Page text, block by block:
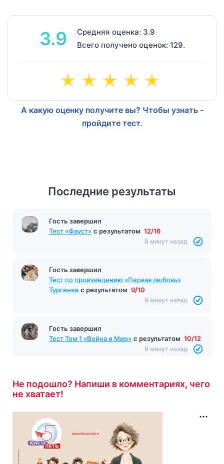
3.9
Средняя оценка: 3.9
Всего получено оценок: 129.
А какую оценку получите вы? Чтобы узнать -
пройдите тест.
Последние результаты
Гость завершил
Тест «Фауст» с результатом 12/16
8 минут назад
Гость завершил
Тест по произведению «Первая любовь»
Тургенев с результатом 9/10
9 минут назад
Гость завершил
Тест Том 1 «Война и Мир» с результатом 10/12
9 минут назад
Не подошло? Напиши в комментариях, чего
не хватает!